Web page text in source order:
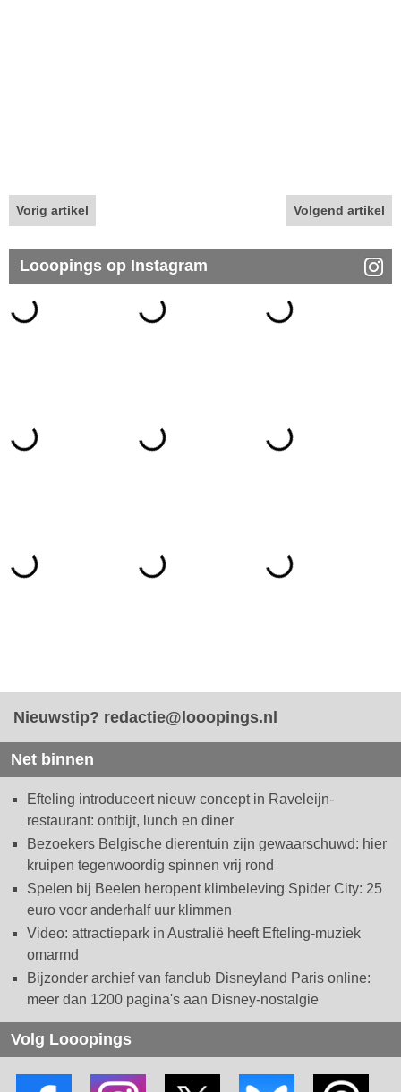
Vorig artikel Volgend artikel
Looopings op Instagram
Nieuwstip? redactie@looopings.nl
Net binnen
Efteling introduceert nieuw concept in Raveleijn-
restaurant: ontbijt, lunch en diner
Bezoekers Belgische dierentuin zijn gewaarschuwd: hier
kruipen tegenwoordig spinnen vrij rond
Spelen bij Beelen heropent klimbeleving Spider City: 25
euro voor anderhalf uur klimmen
Video: attractiepark in Australië heeft Efteling-muziek
omarmd
Bijzonder archief van fanclub Disneyland Paris online:
meer dan 1200 pagina's aan Disney-nostalgie
Volg Looopings